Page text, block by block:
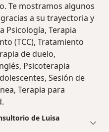
Te mostramos algunos
a su trayectoria y
Psicología, Terapia
(TCC), Tratamiento
de duelo,
Psicoterapia
Sesión de
Terapia para
de Luisa